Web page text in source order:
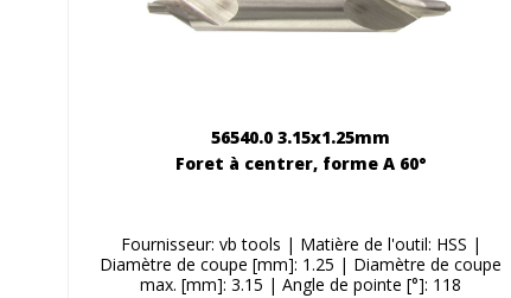
56540.0 3.15x1.25mm
Foret à centrer, forme A 60°
Fournisseur: vb tools | Matière de l'outil: HSS |
Diamètre de coupe [mm]: 1.25 | Diamètre de coupe
max. [mm]: 3.15 | Angle de pointe [°]: 118